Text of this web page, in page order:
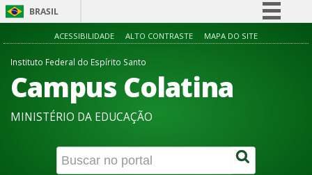
BRASIL
Simplifique!
Acesso à informação
Canais
ACESSIBILIDADE ALTO CONTRASTE MAPA DO SITE
Instituto Federal do Espírito Santo
Campus Colatina
MINISTÉRIO DA EDUCAÇÃO